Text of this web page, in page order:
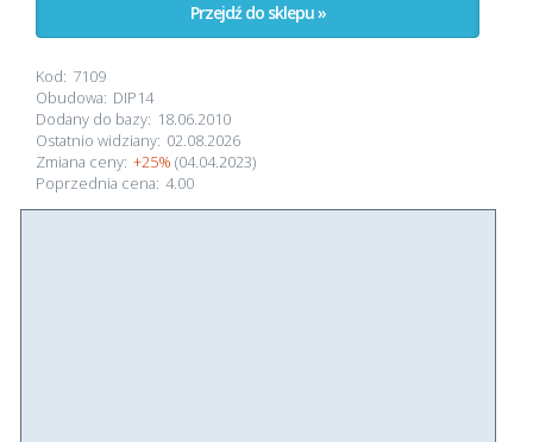
Przejdź do sklepu »
Kod: 7109
Obudowa: DIP14
Dodany do bazy: 18.06.2010
Ostatnio widziany: 02.08.2026
Zmiana ceny: +25% (04.04.2023)
Poprzednia cena: 4.00